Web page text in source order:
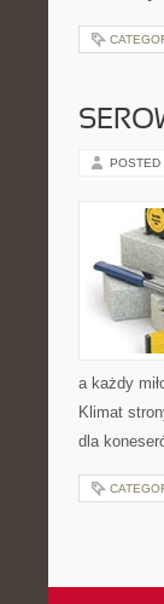
POSTED
a każdy
Klimat
dla